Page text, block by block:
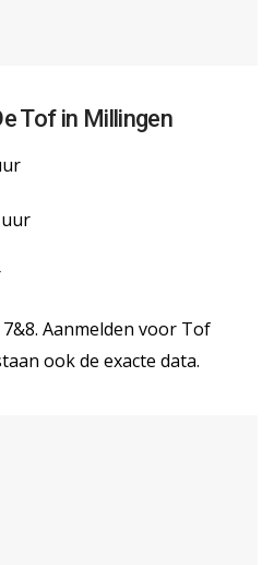
Tof in Millingen
uur
Aanmelden voor Tof
ook de exacte data.